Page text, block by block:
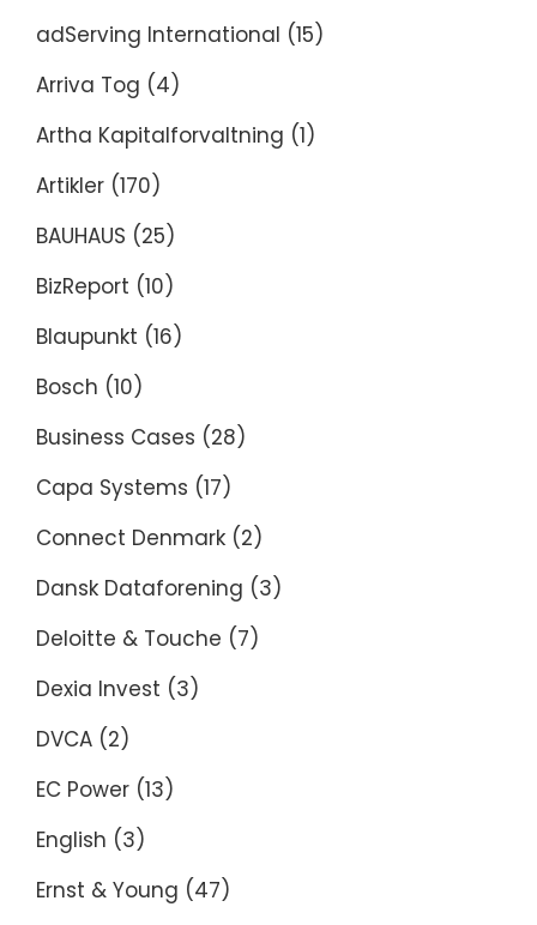
adServing International (15)
Arriva Tog (4)
Artha Kapitalforvaltning (1)
Artikler (170)
BAUHAUS (25)
BizReport (10)
Blaupunkt (16)
Bosch (10)
Business Cases (28)
Capa Systems (17)
Connect Denmark (2)
Dansk Dataforening (3)
Deloitte & Touche (7)
Dexia Invest (3)
DVCA (2)
EC Power (13)
English (3)
Ernst & Young (47)